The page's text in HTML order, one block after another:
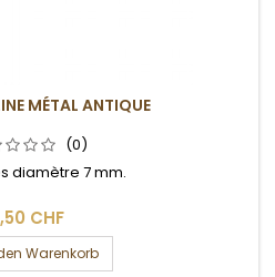
MÉTAL ANTIQUE
(0)
diamètre 7 mm.
CHF
Warenkorb